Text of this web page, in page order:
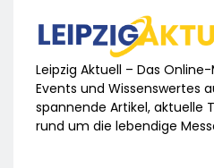
Leipzig Aktuell – Das
Events und Wissenswertes
spannende Artikel, aktuelle
rund um die lebendige